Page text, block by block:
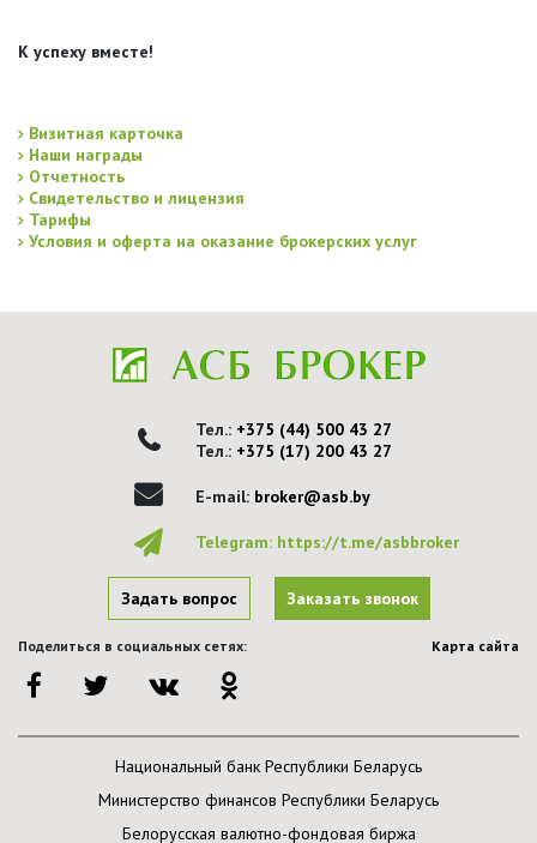
К успеху вместе!
Визитная карточка
Наши награды
Отчетность
Свидетельство и лицензия
Тарифы
Условия и оферта на оказание брокерских услуг
Тел.: +375 (44) 500 43 27
Тел.: +375 (17) 200 43 27
E-mail: broker@asb.by
Telegram: https://t.me/asbbroker
Задать вопрос Заказать звонок
Поделиться в социальных сетях: Карта сайта
Национальный банк Республики Беларусь
Министерство финансов Республики Беларусь
Белорусская валютно-фондовая биржа